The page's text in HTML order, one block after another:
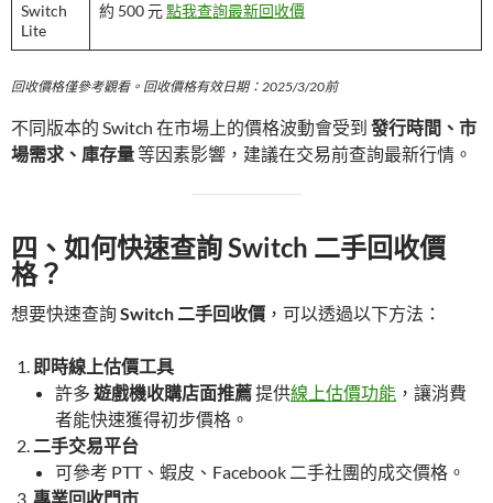
Switch
Lite
約 500 元點我查詢最新回收價
回收價格僅參考觀看。回收價格有效日期：2025/3/20前
不同版本的 Switch 在市場上的價格波動會受到 發行時間、市
場需求、庫存量等因素影響，建議在交易前查詢最新行情。
四、如何快速查詢 Switch 二手回收價
格？
想要快速查詢 Switch 二手回收價 ，可以透過以下方法：
即時線上估價工具
許多 遊戲機收購店面推薦提供線上估價功能 ，讓消費
者能快速獲得初步價格。
二手交易平台
可參考 PTT、蝦皮、Facebook 二手社團的成交價格。
專業回收門市